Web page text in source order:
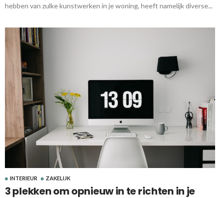
hebben van zulke kunstwerken in je woning, heeft namelijk diverse...
INTERIEUR ZAKELIJK
3 plekken om opnieuw in te richten in je